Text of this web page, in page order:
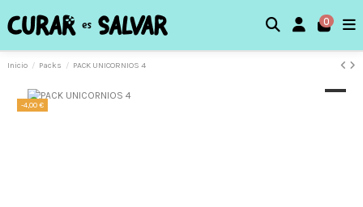
0
Inicio Packs PACK UNICORNIOS 4
-4,00 €